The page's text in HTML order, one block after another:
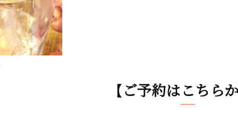
【ご予約はこちらか